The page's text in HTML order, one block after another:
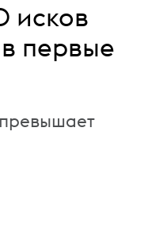
исков
первые